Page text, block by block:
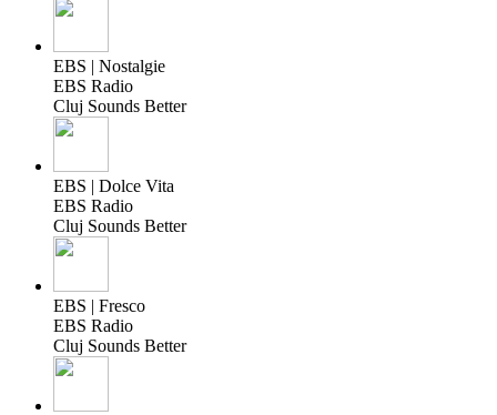
EBS | Nostalgie
EBS Radio
Cluj Sounds Better
EBS | Dolce Vita
EBS Radio
Cluj Sounds Better
EBS | Fresco
EBS Radio
Cluj Sounds Better